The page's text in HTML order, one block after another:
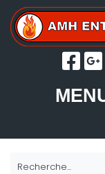
Recherche...